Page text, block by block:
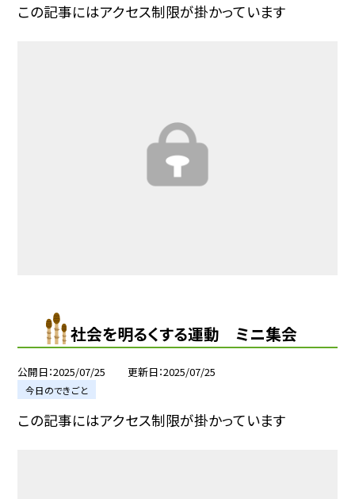
この記事にはアクセス制限が掛かっています
社会を明るくする運動 ミニ集会
公開日 2025/07/25 更新日 2025/07/25
今日のできごと
この記事にはアクセス制限が掛かっています